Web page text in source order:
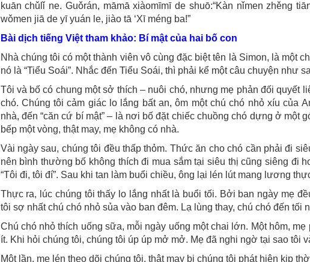
kuān chǔlǐ ne. Guǒrán, māmā xiàomīmī de shuō:“Kàn nǐmen zhěng
wǒmen jiā de yī yuán le, jiào tā ‘Xī méng ba!”
Bài dịch tiếng Việt tham khảo: Bí mật của hai bố con
Nhà chúng tôi có một thành viên vô cùng đặc biệt tên là Simon, là một
nó là “Tiểu Soái”. Nhắc đến Tiểu Soái, thì phải kể một câu chuyện như
Tôi và bố có chung một sở thích – nuôi chó, nhưng mẹ phản đối quyết
chó. Chúng tôi cảm giác lo lắng bất an, ôm một chú chó nhỏ xíu của
nhà, đến “căn cứ bí mật” – là nơi bố đặt chiếc chuồng chó dựng ở một
bếp một vòng, thật may, mẹ không có nhà.
Vài ngày sau, chúng tôi đều thấp thỏm. Thức ăn cho chó cần phải đi
nên bình thường bố không thích đi mua sắm tại siêu thị cũng siêng đi
“Tôi đi, tôi đí”. Sau khi tan làm buổi chiều, ông lại lén lút mang lương
Thực ra, lúc chúng tôi thấy lo lắng nhất là buổi tối. Bởi ban ngày mẹ
tôi sợ nhất chú chó nhỏ sủa vào ban đêm. Lạ lùng thay, chú chó đến tối
Chú chó nhỏ thích uống sữa, mỗi ngày uống một chai lớn. Một hôm,
ít. Khi hỏi chúng tôi, chúng tôi úp úp mở mở. Mẹ đã nghi ngờ tại sao tôi
Một lần, mẹ lén theo dõi chúng tôi, thật may bị chúng tôi phát hiện kịp